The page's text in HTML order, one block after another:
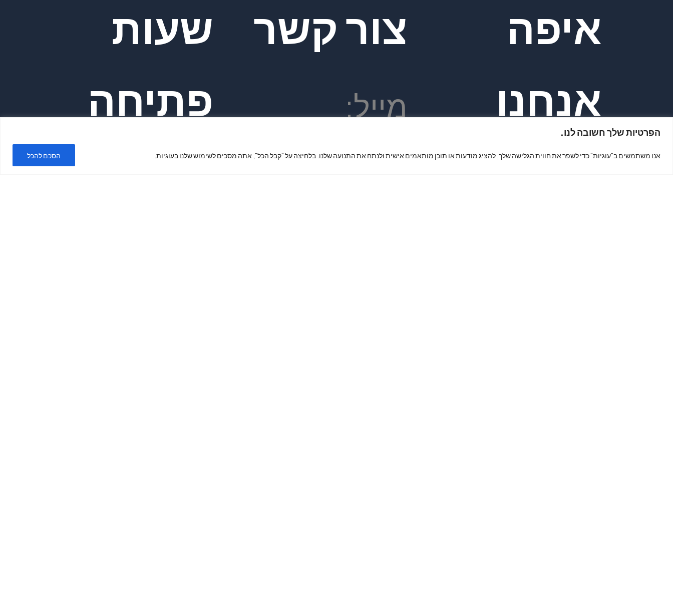
הפרטיות שלך חשובה לנו.
אנו משתמשים ב"עוגיות" כדי לשפר את חווית הגלישה שלך, להציג מודעות או תוכן מותאמים אישית ולנתח את התנועה שלנו. בלחיצה על "קבל הכל", אתה מסכים לשימוש שלנו בעוגיות. הסכם להכל
שעות
פתיחה
צור קשר
מייל:
איפה
אנחנו
נמצאים